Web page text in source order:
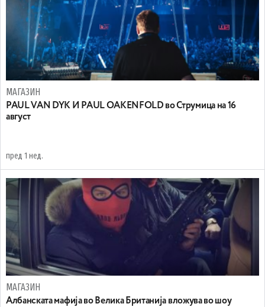
МАГАЗИН
PAUL VAN DYK И PAUL OAKENFOLD во Струмица на 16
август
пред 1 нед.
МАГАЗИН
Aлбанската мафија во Велика Британија вложува во шоу